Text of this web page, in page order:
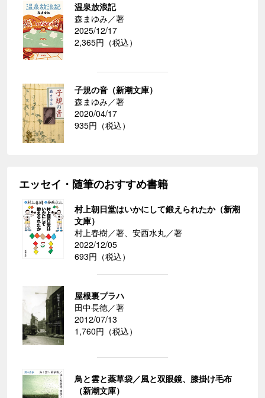
温泉放浪記
森まゆみ／著
2025/12/17
2,365円（税込）
子規の音（新潮文庫）
森まゆみ／著
2020/04/17
935円（税込）
エッセイ・随筆のおすすめ書籍
村上朝日堂はいかにして鍛えられたか（新潮
文庫）
村上春樹／著、安西水丸／著
2022/12/05
693円（税込）
屋根裏プラハ
田中長徳／著
2012/07/13
1,760円（税込）
鳥と雲と薬草袋／風と双眼鏡、膝掛け毛布
（新潮文庫）